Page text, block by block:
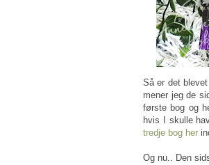
Så er det
mener jeg de
første bog og
hvis I skulle
tredje bog her
Og nu.. Den